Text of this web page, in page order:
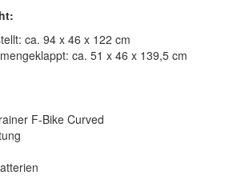
ca. 94 x 46 x 122 cm
ca. 51 x 46 x 139,5 cm
F-Bike Curved